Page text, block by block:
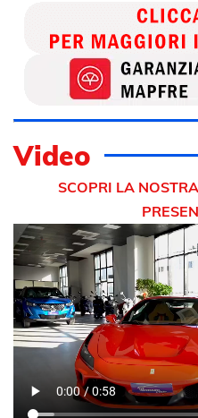
Video
SCOPRI LA